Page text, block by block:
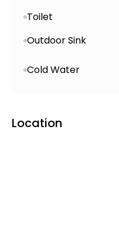
Toilet
Outdoor Sink
Cold Water
Location